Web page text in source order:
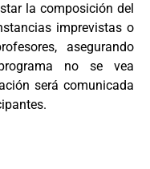
la composición del
imprevistas o
asegurando
no se vea
será comunicada